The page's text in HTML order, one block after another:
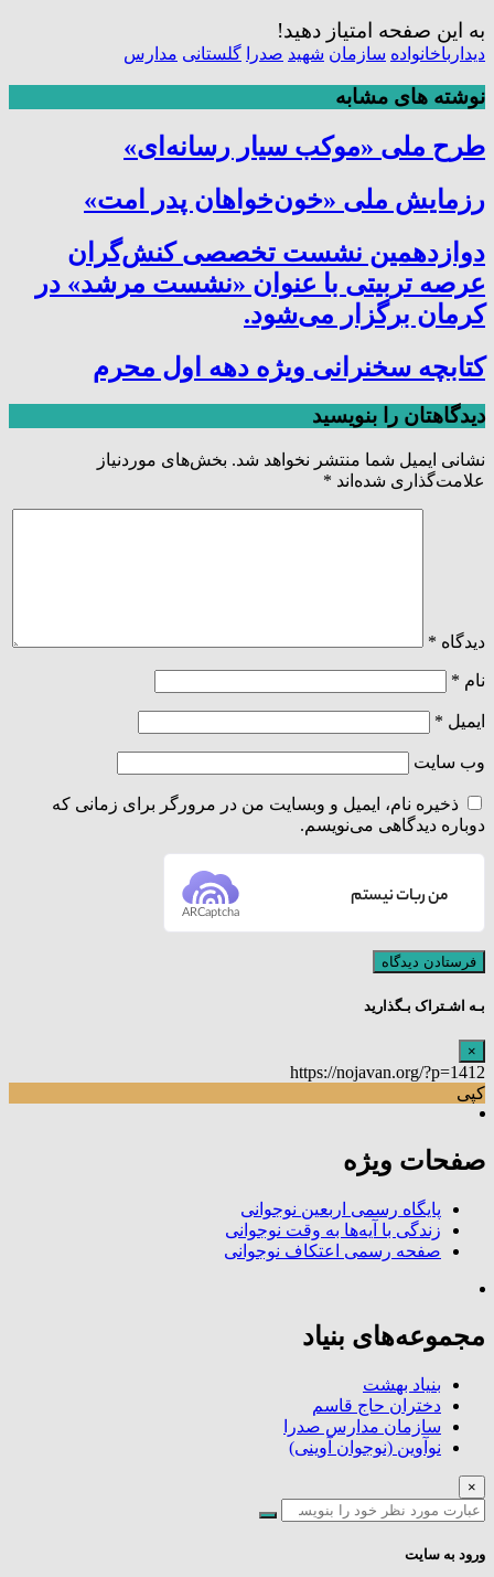
به این صفحه امتیاز دهید!
دیدارباخانواده سازمان شهید صدرا گلستانی مدارس
نوشته های مشابه
طرح ملی «موکب سیار رسانه‌ای»
رزمایش ملی «خون‌خواهان پدر امت»
دوازدهمین نشست تخصصی کنش‌گران
عرصه تربیتی با عنوان «نشست مرشد» در
کرمان برگزار می‌شود.
کتابچه سخنرانی ویژه دهه اول محرم
دیدگاهتان را بنویسید
نشانی ایمیل شما منتشر نخواهد شد. بخش‌های موردنیاز
علامت‌گذاری شده‌اند *
دیدگاه *
نام *
ایمیل *
وب‌ سایت
ذخیره نام، ایمیل و وبسایت من در مرورگر برای زمانی که
دوباره دیدگاهی می‌نویسم.
من ربات نیستم
ARCaptcha
بـه اشـتراک بـگذارید
×
https://nojavan.org/?p=1412
کپی
صفحات ویژه
پایگاه رسمی اربعین نوجوانی
زندگی با آیه‌ها به وقت نوجوانی
صفحه رسمی اعتکاف نوجوانی
مجموعه‌های بنیاد
بنیاد بهشت
دختران حاج قاسم
سازمان مدارس صدرا
نوآوین (نوجوان آوینی)
×
ورود به سایت